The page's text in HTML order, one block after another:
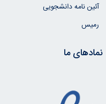
آئین نامه دانشجویی
رمیس
نمادهای ما